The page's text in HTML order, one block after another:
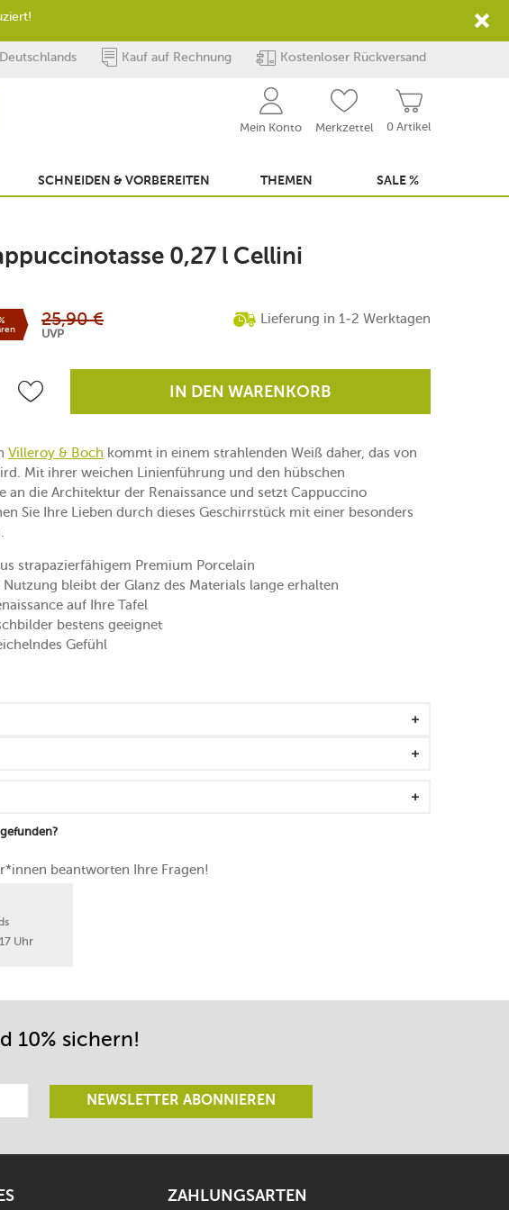
Kauf auf Rechnung Kostenloser Rückversand
0 Artikel
Mein Konto Merkzettel
SCHNEIDEN & VORBEREITEN THEMEN SALE %
0,27 l Cellini
25,90 €
UVP
Lieferung in 1-2 Werktagen
IN DEN WARENKORB
Villeroy & Boch kommt in einem strahlenden Weiß daher, das von
Mit ihrer weichen Linienführung und den hübschen
an die Architektur der Renaissance und setzt Cappuccino
Sie Ihre Lieben durch dieses Geschirrstück mit einer besonders
strapazierfähigem Premium Porcelain
bleibt der Glanz des Materials lange erhalten
auf Ihre Tafel
bestens geeignet
Gefühl
beantworten Ihre Fragen!
Uhr
10% sichern!
NEWSLETTER ABONNIEREN
ZAHLUNGSARTEN